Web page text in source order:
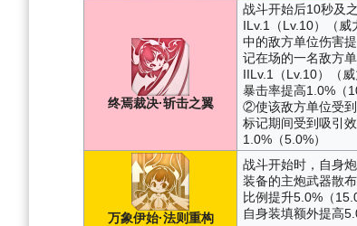
终焉裁决·斩击之翼
战斗开始后10秒及
ILv.1（Lv.10）（威
中的敌方单位伤害
记在场的一名敌方
IILv.1（Lv.10）（
暴击率提高1.0%（
②使该敌方单位受
标记期间受到吸引
1.0%（5.0%）
万象伊始·法则重构
战斗开始时，自身
装备的主炮武器散
比例提升5.0%（
自身装填额外提高